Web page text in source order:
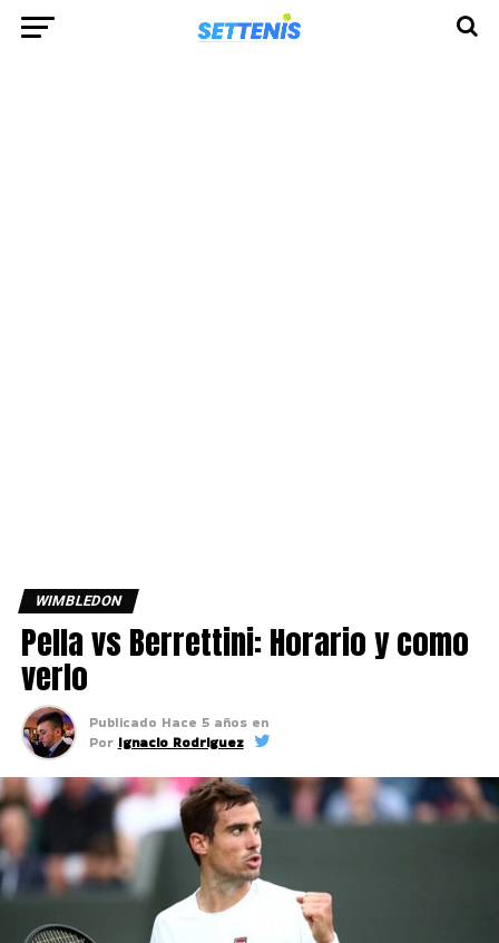
WIMBLEDON
Pella vs Berrettini: Horario y como
verlo
Publicado Hace 5 años en
Por Ignacio Rodriguez